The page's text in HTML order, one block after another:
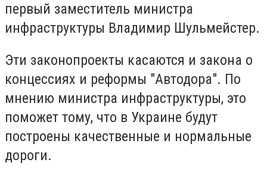
первый заместитель министра
инфраструктуры Владимир Шульмейстер.
Эти законопроекты касаются и закона о
концессиях и реформы "Автодора". По
мнению министра инфраструктуры, это
поможет тому, что в Украине будут
построены качественные и нормальные
дороги.